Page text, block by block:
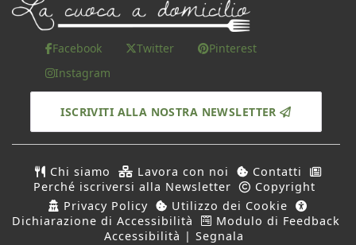
Facebook Twitter
Pinterest
Instagram
ISCRIVITI ALLA NOSTRA NEWSLETTER
Chi siamo Lavora con noi
Contatti
Perché iscriversi alla Newsletter
Copyright
Privacy Policy
Utilizzo dei Cookie
Dichiarazione di Accessibilità
Modulo di Feedback
Accessibilità | Segnala